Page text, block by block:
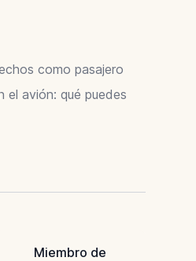
como pasajero
el avión: qué puedes
Miembro de